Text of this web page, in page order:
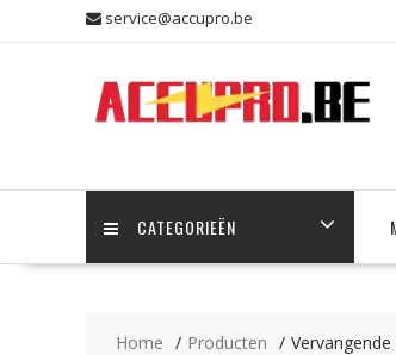
service@accupro.be
CATEGORIEËN
Home Producten